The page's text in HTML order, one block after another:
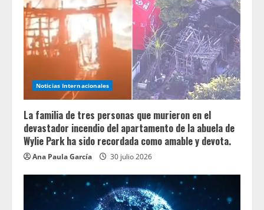
Noticias Internacionales
La familia de tres personas que murieron en el
devastador incendio del apartamento de la abuela de
Wylie Park ha sido recordada como amable y devota.
Ana Paula García 30 julio 2026